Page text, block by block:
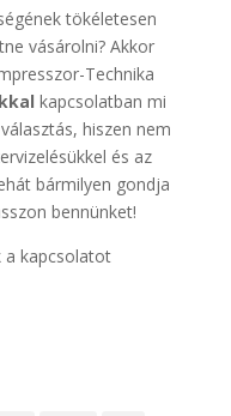
tökéletesen
vásárolni? Akkor
Technika
kapcsolatban mi
hiszen nem
és az
bármilyen gondja
bennünket!
a kapcsolatot